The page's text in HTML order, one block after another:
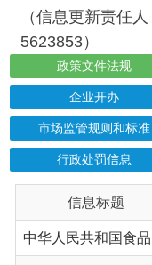
企业开办
市场监管规则和标准
行政处罚信息
信息标题
中华人民共和国食品安全法（2025年）
市场监督管理信用修复管理办法
市场监督管理行政处罚程序规定